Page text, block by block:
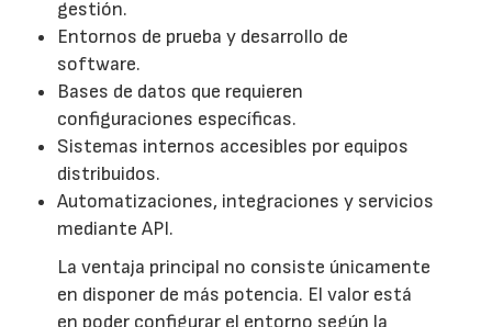
gestión.
Entornos de prueba y desarrollo de
software.
Bases de datos que requieren
configuraciones específicas.
Sistemas internos accesibles por equipos
distribuidos.
Automatizaciones, integraciones y servicios
mediante API.
La ventaja principal no consiste únicamente
en disponer de más potencia. El valor está
en poder configurar el entorno según la